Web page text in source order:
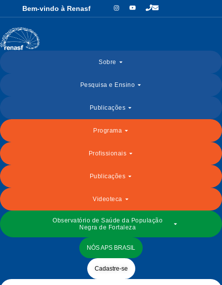
Bem-vindo à Renasf
Sobre
Pesquisa e Ensino
Publicações
Programa
Profissionais
Publicações
Videoteca
Observatório de Saúde da População
Negra de Fortaleza
NÓS APS BRASIL
Cadastre-se